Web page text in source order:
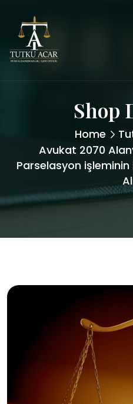
Shop
Home
Avukat 2070
Parselasyon